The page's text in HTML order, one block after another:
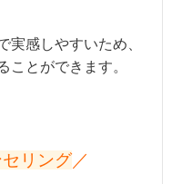
実感しやすいため、
ことができます。
リング／